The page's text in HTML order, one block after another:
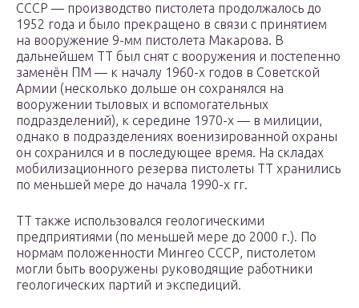
СССР — производство пистолета продолжалось до
1952 года и было прекращено в связи с принятием
на вооружение 9-мм пистолета Макарова. В
дальнейшем ТТ был снят с вооружения и постепенно
заменён ПМ — к началу 1960-х годов в Советской
Армии (несколько дольше он сохранялся на
вооружении тыловых и вспомогательных
подразделений), к середине 1970-х — в милиции,
однако в подразделениях военизированной охраны
он сохранился и в последующее время. На складах
мобилизационного резерва пистолеты ТТ хранились
по меньшей мере до начала 1990-х гг.
ТТ также использовался геологическими
предприятиями (по меньшей мере до 2000 г.). По
нормам положенности Мингео СССР, пистолетом
могли быть вооружены руководящие работники
геологических партий и экспедиций.